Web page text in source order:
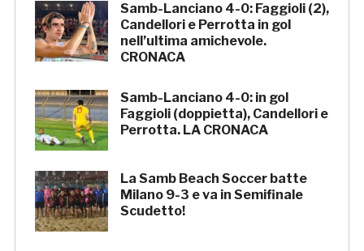
Samb-Lanciano 4-0: Faggioli (2),
Candellori e Perrotta in gol
nell’ultima amichevole.
CRONACA
Samb-Lanciano 4-0: in gol
Faggioli (doppietta), Candellori e
Perrotta. LA CRONACA
La Samb Beach Soccer batte
Milano 9-3 e va in Semifinale
Scudetto!